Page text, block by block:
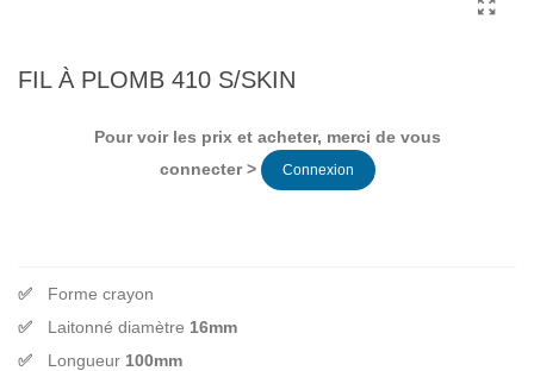
FIL À PLOMB 410 S/SKIN
Pour voir les prix et acheter, merci de vous
connecter >
Connexion
Forme crayon
Laitonné diamètre 16mm
Longueur 100mm